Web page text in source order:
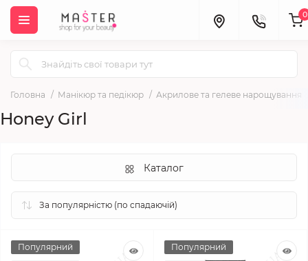
0
Головна Манікюр та педікюр Акрилове та гелеве нарощування
Honey Girl
Каталог
Популярний
Популярний